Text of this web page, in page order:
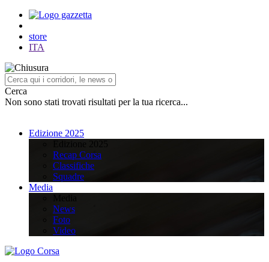
store
ITA
Cerca
Non sono stati trovati risultati per la tua ricerca...
Edizione 2025
Recap Corsa
Classifiche
Squadre
Media
News
Foto
Video